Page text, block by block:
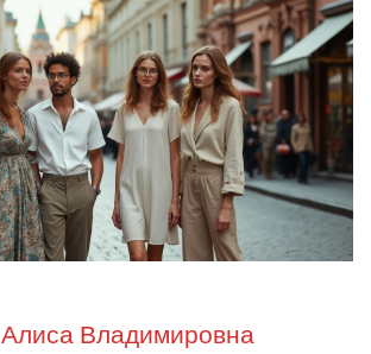
Алиса Владимировна